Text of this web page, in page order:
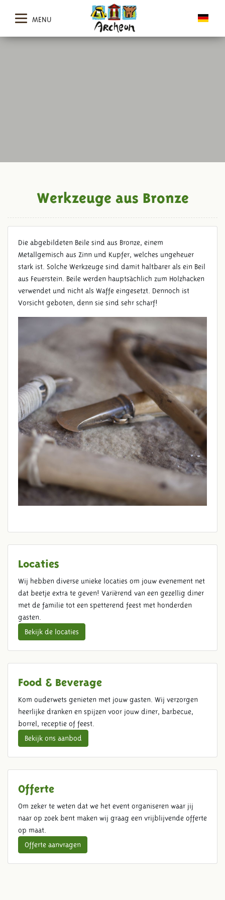
MENU
Werkzeuge aus Bronze
Die abgebildeten Beile sind aus Bronze, einem
Metallgemisch aus Zinn und Kupfer, welches ungeheuer
stark ist. Solche Werkzeuge sind damit haltbarer als ein Beil
aus Feuerstein. Beile werden hauptsächlich zum Holzhacken
verwendet und nicht als Waffe eingesetzt. Dennoch ist
Vorsicht geboten, denn sie sind sehr scharf!
Locaties
Wij hebben diverse unieke locaties om jouw evenement net
dat beetje extra te geven! Variërend van een gezellig diner
met de familie tot een spetterend feest met honderden
gasten.
Bekijk de locaties
Food & Beverage
Kom ouderwets genieten met jouw gasten. Wij verzorgen
heerlijke dranken en spijzen voor jouw diner, barbecue,
borrel, receptie of feest.
Bekijk ons aanbod
Offerte
Om zeker te weten dat we het event organiseren waar jij
naar op zoek bent maken wij graag een vrijblijvende offerte
op maat.
Offerte aanvragen